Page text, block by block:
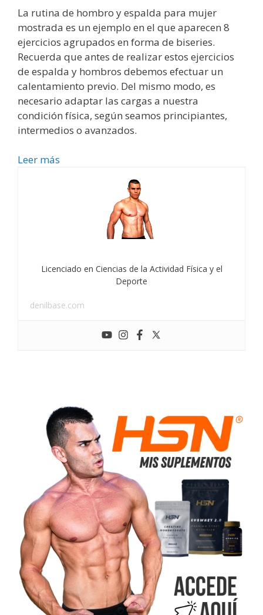
La rutina de hombro y espalda para mujer
mostrada es un ejemplo en el que aparecen 8
ejercicios agrupados en forma de biseries.
Recuerda que antes de realizar estos ejercicios
de espalda y hombros debemos efectuar un
calentamiento previo. Del mismo modo, es
necesario adaptar las cargas a nuestra
condición física, según seamos principiantes,
intermedios o avanzados.
Leer más
Licenciado en Ciencias de la Actividad Física y el
Deporte
denilbase.com